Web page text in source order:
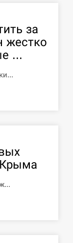
по
за
жестко
...
Крыма